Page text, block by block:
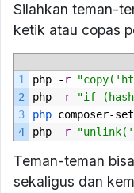
Silahkan teman-
ketik atau copas
1
2
3
4
php - r
php
- r
"if
php composer-
php
- r
Teman-teman
sekaligus dan